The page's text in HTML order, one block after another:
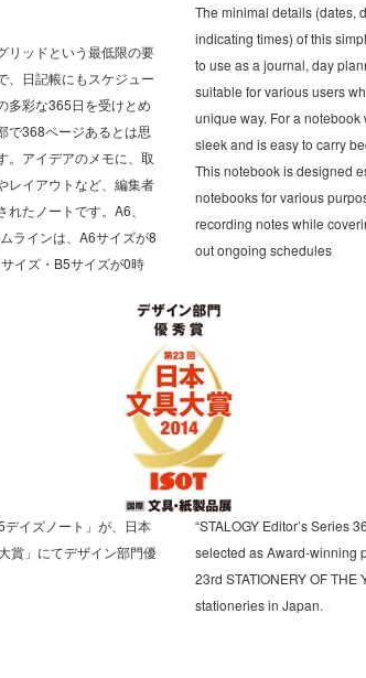
リッドという最低限の要
、日記帳にもスケジュー
多彩な365日を受けとめ
で368ページあるとは思
。アイデアのメモに、取
レイアウトなど、編集者
たノートです。A6、
ラインは、A6サイズが8
イズ・B5サイズが0時
The minimal details (dates,
indicating times) of this
to use as a journal, day
suitable for various users
unique way. For a
sleek and is easy to carry
This notebook is designed
notebooks for various
recording notes while
out ongoing schedules
デイズノート」が、日本
賞」にてデザイン部門優
“STALOGY Editor’s Series
selected as Award-winning
23rd STATIONERY OF
stationeries in Japan.